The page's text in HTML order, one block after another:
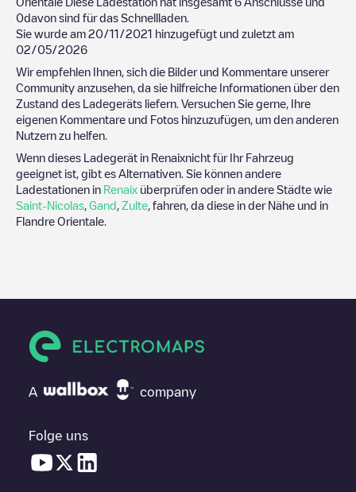
0davon sind für das Schnellladen.
Sie wurde am 20/11/2021 hinzugefügt und zuletzt am
02/05/2026
Wir empfehlen Ihnen, sich die Bilder und Kommentare unserer
Community anzusehen, da sie hilfreiche Informationen über den
Zustand des Ladegeräts liefern. Versuchen Sie gerne, Ihre
eigenen Kommentare und Fotos hinzuzufügen, um den anderen
Nutzern zu helfen.
Wenn dieses Ladegerät in Renaixnicht für Ihr Fahrzeug
geeignet ist, gibt es Alternativen. Sie können andere
Ladestationen in Renaix überprüfen oder in andere Städte wie
Saint-Nicolas Gand Zulte , fahren, da diese in der Nähe und in
Flandre Orientale
A company
Folge uns